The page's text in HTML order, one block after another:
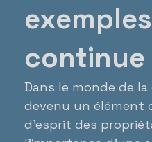
continue
Dans le monde de
devenu un élément
d’esprit des